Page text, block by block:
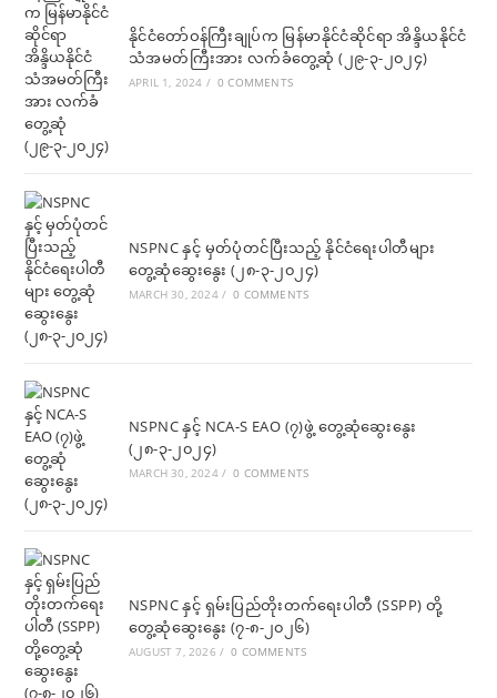
နိုင်ငံတော်ဝန်ကြီးချုပ်က မြန်မာနိုင်ငံဆိုင်ရာ အိန္ဒိယနိုင်ငံ
သံအမတ်ကြီးအား လက်ခံတွေ့ဆုံ (၂၉-၃-၂၀၂၄)
APRIL 1, 2024 / 0 COMMENTS
NSPNC နှင့် မှတ်ပုံတင်ပြီးသည့် နိုင်ငံရေးပါတီများ
တွေ့ဆုံဆွေးနွေး (၂၈-၃-၂၀၂၄)
MARCH 30, 2024 / 0 COMMENTS
NSPNC နှင့် NCA-S EAO (၇)ဖွဲ့ တွေ့ဆုံဆွေးနွေး
(၂၈-၃-၂၀၂၄)
MARCH 30, 2024 / 0 COMMENTS
NSPNC နှင့် ရှမ်းပြည်တိုးတက်ရေးပါတီ (SSPP) တို့
တွေ့ဆုံဆွေးနွေး (၇-၈-၂၀၂၆)
AUGUST 7, 2026 / 0 COMMENTS